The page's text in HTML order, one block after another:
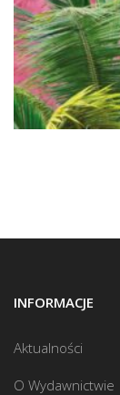
INFORMACJE
Aktualności
O Wydawnictwie